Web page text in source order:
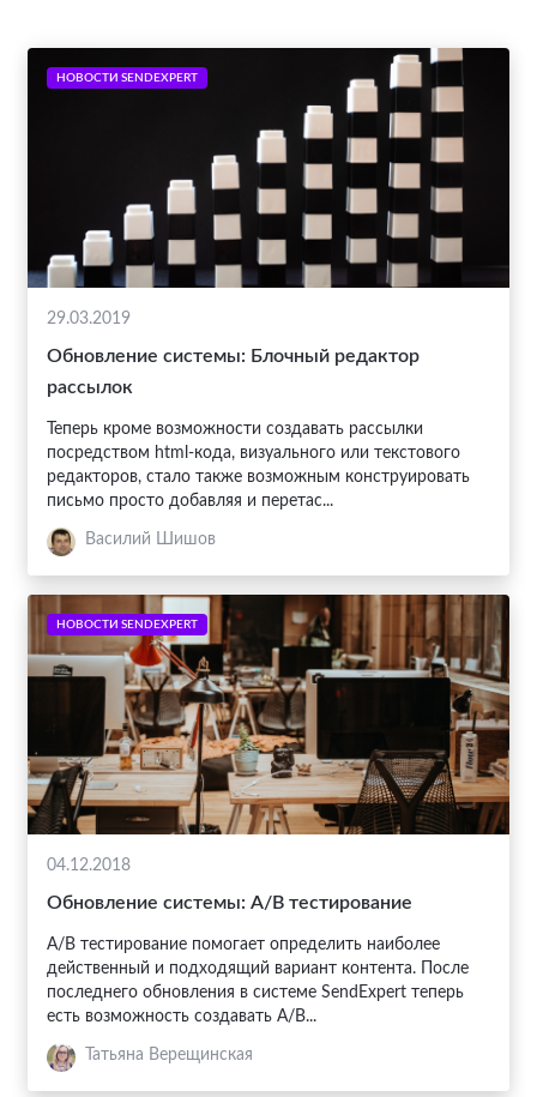
НОВОСТИ SENDEXPERT
29.03.2019
Обновление системы: Блочный редактор
рассылок
Теперь кроме возможности создавать рассылки
посредством html-кода, визуального или текстового
редакторов, стало также возможным конструировать
письмо просто добавляя и перетас...
Василий Шишов
НОВОСТИ SENDEXPERT
04.12.2018
Обновление системы: A/B тестирование
A/B тестирование помогает определить наиболее
действенный и подходящий вариант контента. После
последнего обновления в системе SendExpert теперь
есть возможность создавать A/B...
Татьяна Верещинская